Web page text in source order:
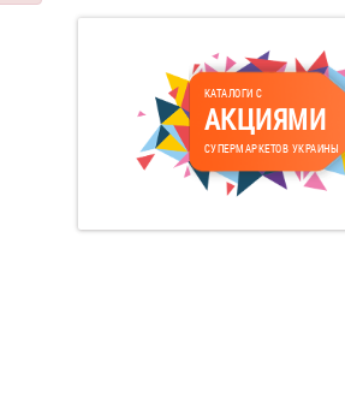
КАТАЛОГИ С
АКЦИЯМИ
СУПЕРМАРКЕТОВ УКРАИНЫ